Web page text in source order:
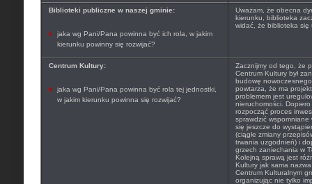
Biblioteki publiczne w naszej gminie:
jaka wg Pani/Pana powinna być ich rola, w jakim
kierunku powinny się rozwijać?
Uważam, że obecna
kierunku, biblioteka
widać, że biblioteka się
Centrum Kultury:
jaka wg Pani/Pana powinna być rola tej jednostki,
w jakim kierunku powinna się rozwijać?
Zacznijmy od tego, że
Centrum Kultury był
budowę
powtarza, że ma
problemem jest
nieruchomości.
rozpocząć proces
sprawdzić
się jeszcze do
(ciągłe zmiany
trwania uzgodnień) i
grzech zaniechania w
Kolejną sprawą jest
Kultury jak sama
Centrum Kulturalnym
organizując nie tylko